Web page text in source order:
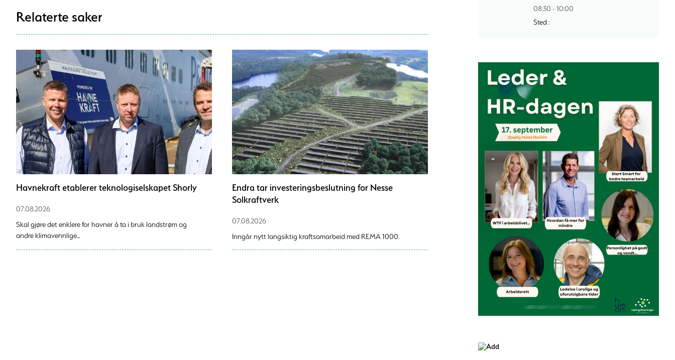
Relaterte saker
Havnekraft etablerer teknologiselskapet Shorly
07.08.2026
Skal gjøre det enklere for havner å ta i bruk landstrøm og
andre klimavennlige...
Endra tar investeringsbeslutning for Nesse
Solkraftverk
07.08.2026
Inngår nytt langsiktig kraftsamarbeid med REMA 1000.
08:30 - 10:00
Sted :